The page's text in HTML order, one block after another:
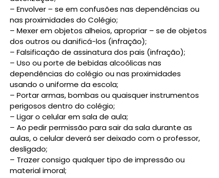
– Envolver – se em confusões nas dependências ou
nas proximidades do Colégio;
– Mexer em objetos alheios, apropriar – se de objetos
dos outros ou danificá-los (infração);
– Falsificação de assinatura dos pais (infração);
– Uso ou porte de bebidas alcoólicas nas
dependências do colégio ou nas proximidades
usando o uniforme da escola;
– Portar armas, bombas ou quaisquer instrumentos
perigosos dentro do colégio;
– Ligar o celular em sala de aula;
– Ao pedir permissão para sair da sala durante as
aulas, o celular deverá ser deixado com o professor,
desligado;
– Trazer consigo qualquer tipo de impressão ou
material imoral;